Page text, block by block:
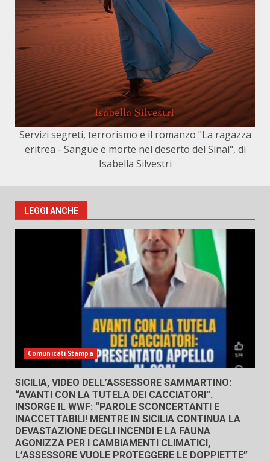
Servizi segreti, terrorismo e il romanzo "La ragazza
eritrea - Sangue e morte nel deserto del Sinai", di
Isabella Silvestri
LEGGI ANCHE
Comunicati Stampa
SICILIA, VIDEO DELL’ASSESSORE SAMMARTINO:
“AVANTI CON LA TUTELA DEI CACCIATORI”.
INSORGE IL WWF: “PAROLE SCONCERTANTI E
INACCETTABILI! MENTRE IN SICILIA CONTINUA LA
DEVASTAZIONE DEGLI INCENDI E LA FAUNA
AGONIZZA PER I CAMBIAMENTI CLIMATICI,
L’ASSESSORE VUOLE PROTEGGERE LE DOPPIETTE”